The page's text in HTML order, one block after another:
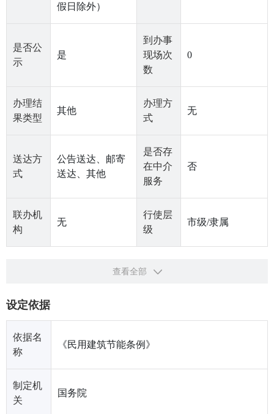
假日除外）
是否公
示
是
到办事
现场次
数
0
办理结
果类型
其他
办理方
式
无
送达方
式
公告送达、邮寄
送达、其他
是否存
在中介
服务
否
联办机
构
无
行使层
级
市级/隶属
查看全部
设定依据
依据名
称
《民用建筑节能条例》
制定机
关
国务院